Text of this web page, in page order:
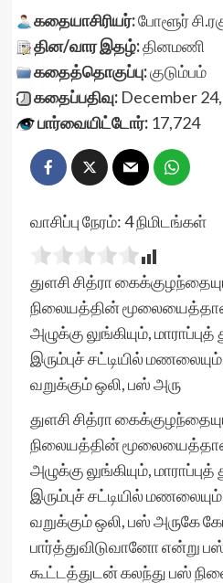
கதையாசிரியர்:போளூர்
தின/வார இதழ்:தினமணி
கதைத்தொகுப்பு:குடும்பம்
கதைப்பதிவு:December
பார்வையிட்டோர்:17,724
வாசிப்பு நேரம்:4நிமிடங்கள்
துளசி சித்ரா
நிலையத்தின்
அழுக்கு லுங்கியும்,
இரும்புச் சட்டியில்
வறுக்கும் ஒலி, பஸ் அரு
துளசி சித்ரா
நிலையத்தின்
அழுக்கு லுங்கியும்,
இரும்புச் சட்டியில்
வறுக்கும் ஒலி, பஸ் அருகே
பார்த்துவிடுவானோ என்று
கூட்டத்துடன் கலந்து பஸ்